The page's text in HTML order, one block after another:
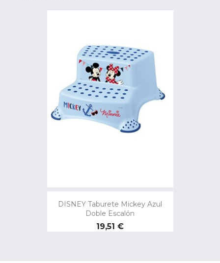
DISNEY Taburete Mickey Azul
Doble Escalón
Precio
19,51 €